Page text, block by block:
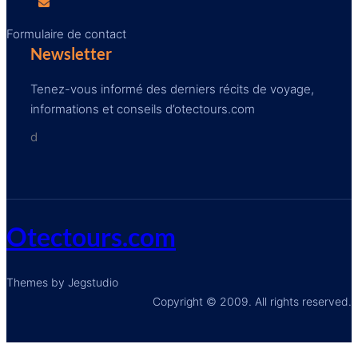
Formulaire de contact
Newsletter
Tenez-vous informé des derniers récits de voyage,
informations et conseils d’otectours.com
d
Otectours.com
Themes by Jegstudio
Copyright © 2009. All rights reserved.